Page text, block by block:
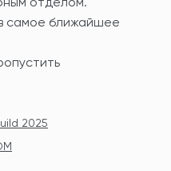
самое ближайшее
2025